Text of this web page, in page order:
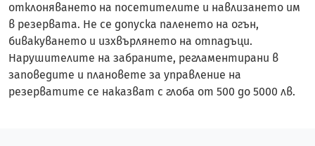
отклоняването на посетителите и навлизането им
в резервата. Не се допуска паленето на огън,
бивакуването и изхвърлянето на отпадъци.
Нарушителите на забраните, регламентирани в
заповедите и плановете за управление на
резерватите се наказват с глоба от 500 до 5000 лв.